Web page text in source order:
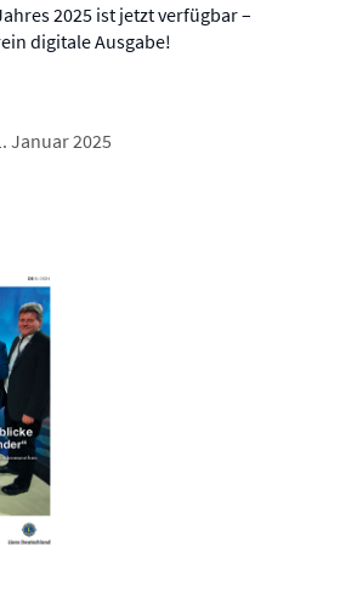
2025 ist jetzt verfügbar –
digitale Ausgabe!
Januar 2025